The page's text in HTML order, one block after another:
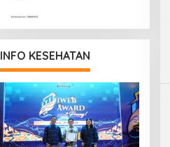
Up Domestik
INFO KESEHATAN